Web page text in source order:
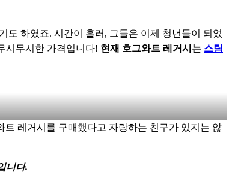
도 하였죠. 시간이 흘러, 그들은 이제 청년들이 되었
시무시한 가격입니다! 현재 호그와트 레거시는 스팀
레거시를 구매했다고 자랑하는 친구가 있지는 않
니다.